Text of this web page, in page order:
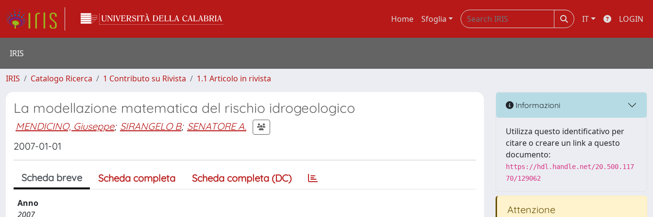
Home Sfoglia IT LOGIN
IRIS
IRIS Catalogo Ricerca 1 Contributo su Rivista 1.1 Articolo in rivista
La modellazione matematica del rischio idrogeologico
MENDICINO, Giuseppe; SIRANGELO B; SENATORE A.
2007-01-01
Scheda breve Scheda completa Scheda completa (DC)
Anno
2007
Informazioni
Utilizza questo identificativo per
citare o creare un link a questo
documento:
https://hdl.handle.net/20.500.117
70/129062
Attenzione